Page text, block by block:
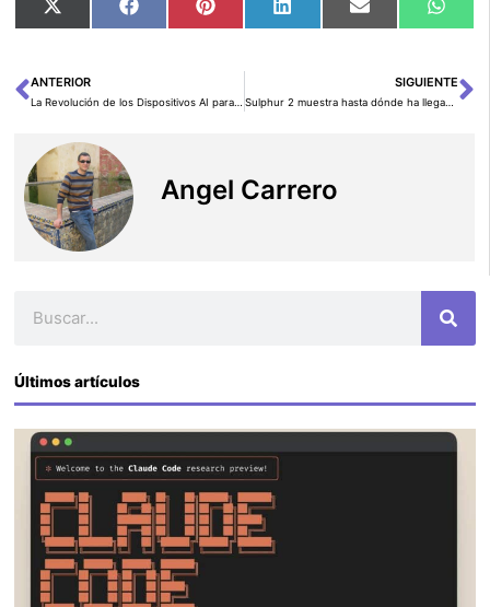
Compartir
en
X
Compartir
en
FacebookCompartir
en
PinterestCompartir
en
LinkedInCompartir
en
Email
en
Ant
ANTERIOR SIGUIENTE
Angel Carrero
Últimos artículos